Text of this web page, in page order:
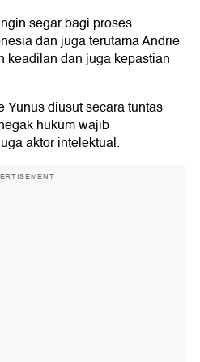
segar bagi proses
dan juga terutama Andrie
keadilan dan juga kepastian
Yunus diusut secara tuntas
hukum wajib
aktor intelektual.